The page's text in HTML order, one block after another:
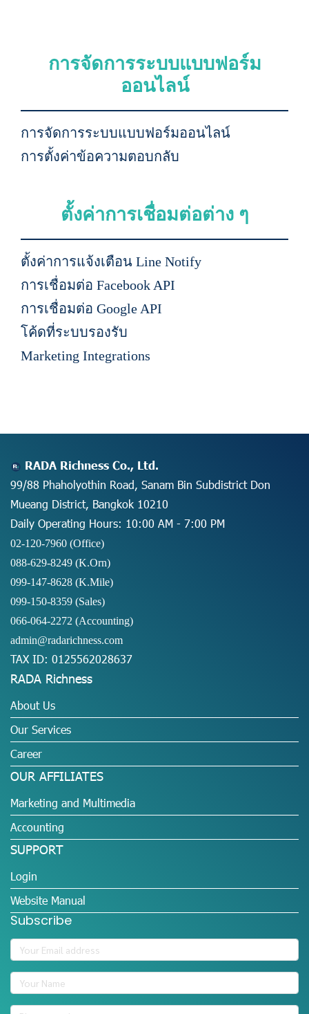
การจัดการระบบแบบฟอร์ม
ออนไลน์
การจัดการระบบแบบฟอร์มออนไลน์
การตั้งค่าข้อความตอบกลับ
ตั้งค่าการเชื่อมต่อต่าง ๆ
ตั้งค่าการแจ้งเตือน Line Notify
การเชื่อมต่อ Facebook API
การเชื่อมต่อ Google API
โค้ดที่ระบบรองรับ
Marketing Integrations
RADA Richness Co., Ltd.
99/88 Phaholyothin Road, Sanam Bin Subdistrict Don
Mueang District, Bangkok 10210
Daily Operating Hours: 10:00 AM - 7:00 PM
02-120-7960 (Office)
088-629-8249 (K.Orn)
099-147-8628 (K.Mile)
099-150-8359 (Sales)
066-064-2272 (Accounting)
admin@radarichness.com
TAX ID: 0125562028637
RADA Richness
About Us
Our Services
Career
OUR AFFILIATES
Marketing and Multimedia
Accounting
SUPPORT
Login
Website Manual
Subscribe